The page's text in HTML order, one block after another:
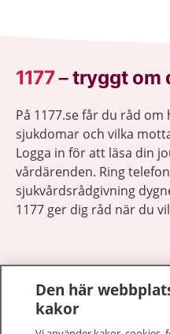
1177–tryggt om
På 1177.se får du råd
sjukdomar och vilka
Logga in för att läsa din
vårdärenden. Ring
sjukvårdsrådgivning
1177 ger dig råd när du
1177 på flera språk
Den här
kakor